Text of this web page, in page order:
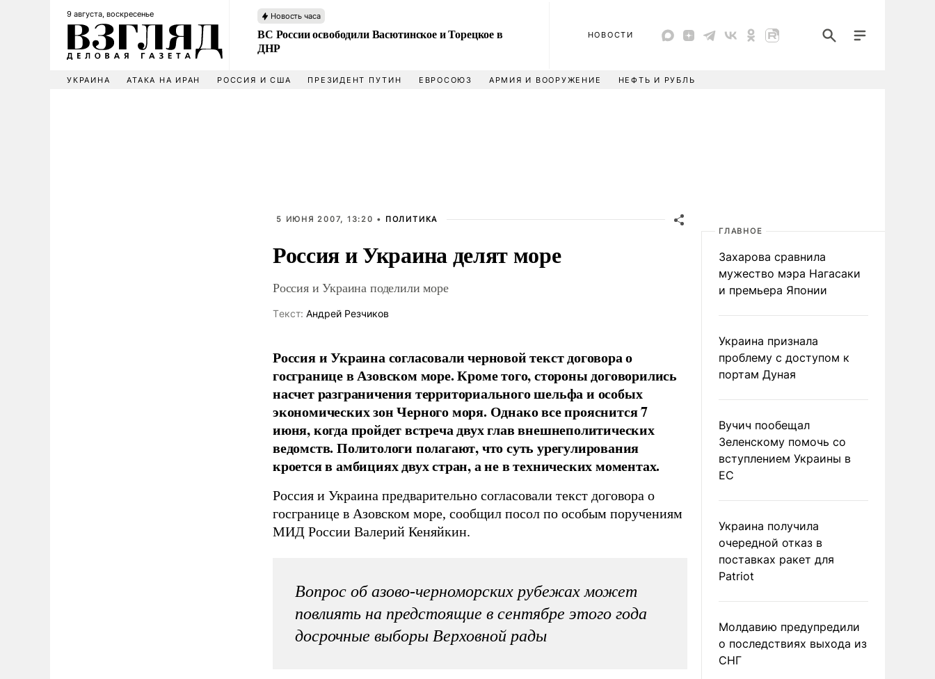
9 августа, воскресенье Новость часа
ВС России освободили Васютинское и Торецкое в
ДНР
НОВОСТИ
УКРАИНА АТАКА НА ИРАН РОССИЯ И США ПРЕЗИДЕНТ ПУТИН ЕВРОСОЮЗ АРМИЯ И ВООРУЖЕНИЕ НЕФТЬ И РУБЛЬ
5 ИЮНЯ 2007, 13:20 • ПОЛИТИКА
Россия и Украина делят море
Россия и Украина поделили море
Tекст: Андрей Резчиков
Россия и Украина согласовали черновой текст договора о
госгранице в Азовском море. Кроме того, стороны договорились
насчет разграничения территориального шельфа и особых
экономических зон Черного моря. Однако все прояснится 7
июня, когда пройдет встреча двух глав внешнеполитических
ведомств. Политологи полагают, что суть урегулирования
кроется в амбициях двух стран, а не в технических моментах.
Россия и Украина предварительно согласовали текст договора о
госгранице в Азовском море, сообщил посол по особым поручениям
МИД России Валерий Кеняйкин.
Вопрос об азово-черноморских рубежах может
повлиять на предстоящие в сентябре этого года
досрочные выборы Верховной рады
ГЛАВНОЕ
Захарова сравнила
мужество мэра Нагасаки
и премьера Японии
Украина признала
проблему с доступом к
портам Дуная
Вучич пообещал
Зеленскому помочь со
вступлением Украины в
ЕС
Украина получила
очередной отказ в
поставках ракет для
Patriot
Молдавию предупредили
о последствиях выхода из
СНГ